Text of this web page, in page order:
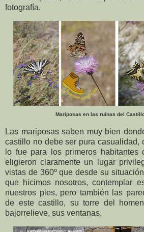
fotografía.
Mariposas en las ruinas del
Las mariposas saben muy bien
castillo no debe ser pura casualidad,
lo fue para los primeros habitantes
eligieron claramente un lugar
vistas de 360º que desde su
que hicimos nosotros, contemplar
nuestros pies, pero también las
de este castillo, su torre del
bajorrelieve, sus ventanas.